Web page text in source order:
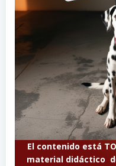
El contenido está
material didáctico